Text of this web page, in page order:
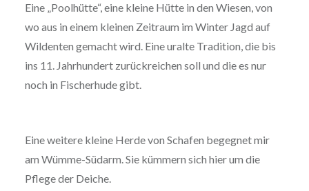
Eine „Poolhütte“, eine kleine Hütte in den Wiesen, von
wo aus in einem kleinen Zeitraum im Winter Jagd auf
Wildenten gemacht wird. Eine uralte Tradition, die bis
ins 11. Jahrhundert zurückreichen soll und die es nur
noch in Fischerhude gibt.
Eine weitere kleine Herde von Schafen begegnet mir
am Wümme-Südarm. Sie kümmern sich hier um die
Pflege der Deiche.